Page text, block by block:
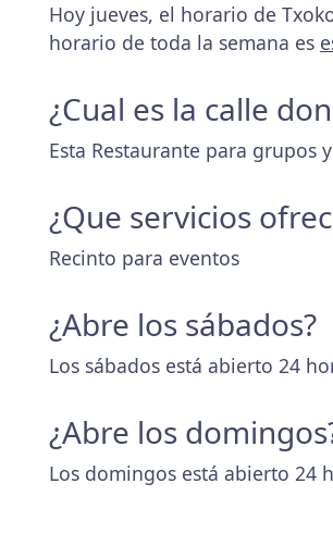
Hoy jueves, el horario de
horario de toda la semana es
¿Cual es la calle
Esta Restaurante para grupos
¿Que servicios
Recinto para eventos
¿Abre los sábados?
Los sábados está abierto 24
¿Abre los
Los domingos está abierto 24